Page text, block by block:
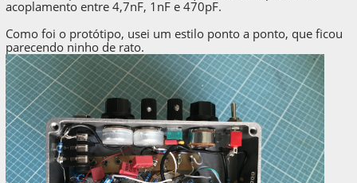
acoplamento entre 4,7nF, 1nF e 470pF.
Como foi o protótipo, usei um estilo ponto a ponto, que ficou
parecendo ninho de rato.